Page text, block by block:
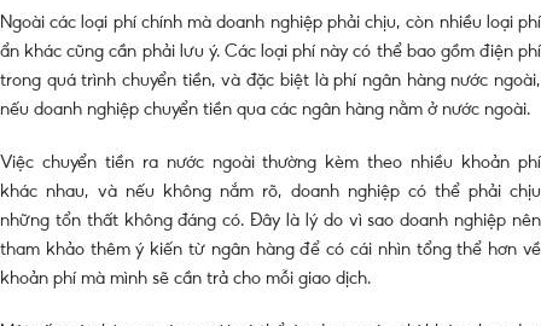
Ngoài các loại phí chính mà doanh nghiệp phải chịu, còn nhiều loại phí
ẩn khác cũng cần phải lưu ý. Các loại phí này có thể bao gồm điện phí
trong quá trình chuyển tiền, và đặc biệt là phí ngân hàng nước ngoài,
nếu doanh nghiệp chuyển tiền qua các ngân hàng nằm ở nước ngoài.
Việc chuyển tiền ra nước ngoài thường kèm theo nhiều khoản phí
khác nhau, và nếu không nắm rõ, doanh nghiệp có thể phải chịu
những tổn thất không đáng có. Đây là lý do vì sao doanh nghiệp nên
tham khảo thêm ý kiến từ ngân hàng để có cái nhìn tổng thể hơn về
khoản phí mà mình sẽ cần trả cho mỗi giao dịch.